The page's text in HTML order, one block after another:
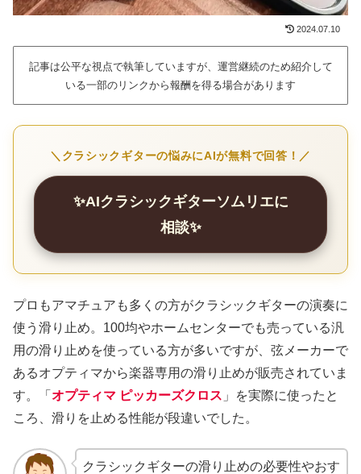
2024.07.10
記事は公平な視点で執筆していますが、運営継続のため紹介して
いる一部のリンクから報酬を得る場合があります
＼クラシックギターの悩みにAIが無料で回答！／
✨AIクラシックギターソムリエに
相談✨
プロもアマチュアも多くの方がクラシックギターの演奏に
使う滑り止め。100均やホームセンターでも売っている汎
用の滑り止めを使っている方が多いですが、弦メーカーで
あるオプティマから楽器専用の滑り止めが販売されていま
す。「 オプティマ ピッカーズクロス 」を実際に使ったと
ころ、滑りを止める性能が段違いでした。
クラシックギターの滑り止めの必要性やおす